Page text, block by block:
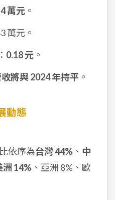
萬元 。
萬元。
0.18 元 。
將與 2024 年持平 。
動態
依序為台灣 44% 、 中
洲 14% 、亞洲 8%、歐